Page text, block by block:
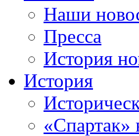
Наши
Пресса
История
История
«Спартак»